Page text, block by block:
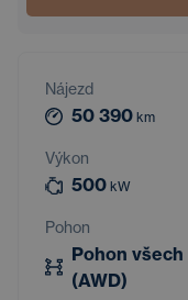
Nájezd
50 390 km
Výkon
500 kW
Pohon
Pohon všech
(AWD)